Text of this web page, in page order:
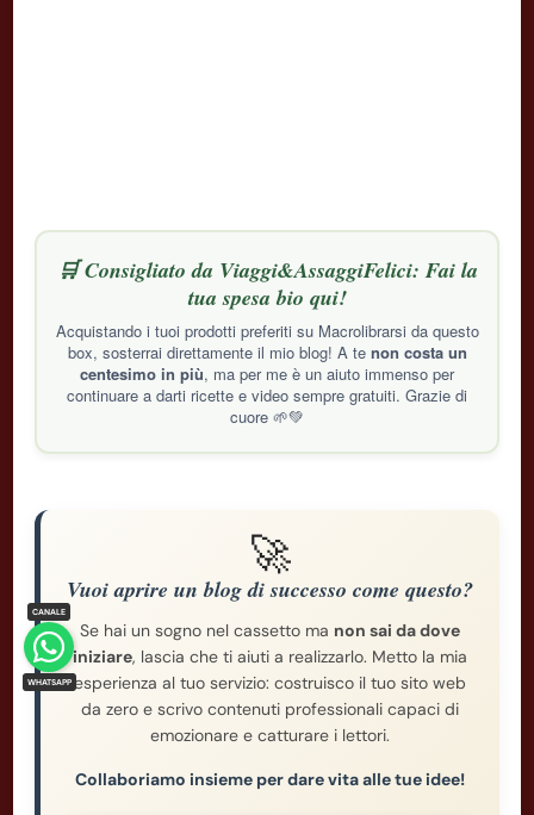
🛒 Consigliato da Viaggi&AssaggiFelici: Fai la
tua spesa bio qui!
Acquistando i tuoi prodotti preferiti su Macrolibrarsi da questo
box, sosterrai direttamente il mio blog! A te non costa un
centesimo in più, ma per me è un aiuto immenso per
continuare a darti ricette e video sempre gratuiti. Grazie di
cuore 🌱💚
🚀
Vuoi aprire un blog di successo come questo?
Se hai un sogno nel cassetto ma non sai da dove
iniziare, lascia che ti aiuti a realizzarlo. Metto la mia
esperienza al tuo servizio: costruisco il tuo sito web
da zero e scrivo contenuti professionali capaci di
emozionare e catturare i lettori.
Collaboriamo insieme per dare vita alle tue idee!